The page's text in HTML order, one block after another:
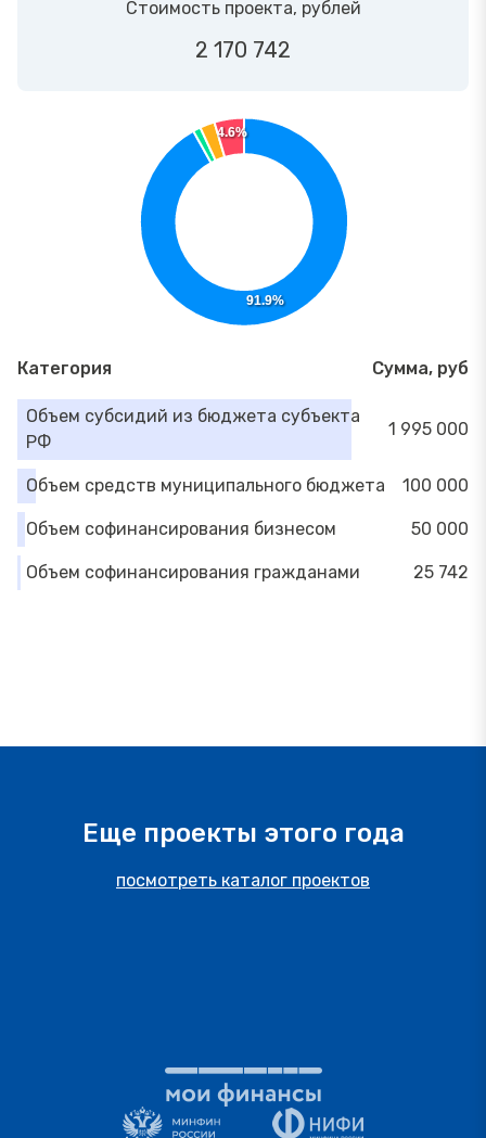
Стоимость проекта, рублей
2 170 742
91.9%
4.6%
Категория Сумма, руб
Объем субсидий из бюджета субъекта
РФ
1 995 000
Объем средств муниципального бюджета 100 000
Объем софинансирования бизнесом 50 000
Объем софинансирования гражданами 25 742
Еще проекты этого года
посмотреть каталог проектов